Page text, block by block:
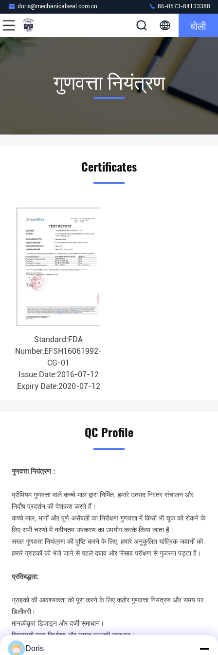
doris@mechanicalseal.com.cn 86-0573-84133388
बोली
गुणवत्ता नियंत्रण
Certificates
Standard:FDA
Number:EFSH16061992-
CG-01
Issue Date:2016-07-12
Expiry Date:2020-07-12
QC Profile
गुणवत्तानियंत्रण:
प्रीमियम गुणवत्ता वाले कच्चे माल द्वारा निर्मित, हमारे उत्पाद निरंतर संचालन और
निर्दोष प्रदर्शन की पेशकश करते हैं।
कच्चे माल, भागों और पूर्ण असेंबली का निरीक्षण गुणवत्ता में किसी भी चूक को रोकने के
लिए सभी चरणों में नवीनतम उपकरण का उपयोग करके किया जाता है।
सख्त गुणवत्ता नियंत्रण की पुष्टि करने के लिए, हमारे अनुकूलित यांत्रिक जवानों को
हमारे ग्राहकों को भेजे जाने से पहले दबाव और रिसाव परीक्षण से गुजरना पड़ता है।
प्रतिबद्धता:
ग्राहकों की आवश्यकता को पूरा करने के लिए कठोर गुणवत्ता नियंत्रण और समय पर
डिलीवरी।
मानकीकृत डिजाइन और दर्जी समाधान।
किफायती मूल्य निर्धारण और लागत प्रभावी समाधान।
Doris